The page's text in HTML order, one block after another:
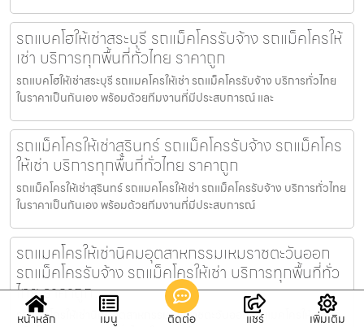
รถแบคโฮให้เช่าสระบุรี รถแม็คโครรับจ้าง รถแม็คโครให้
เช่า บริการทุกพื้นที่ทั่วไทย ราคาถูก
รถแบคโฮให้เช่าสระบุรี รถแมคโครให้เช่า รถแม็คโครรับจ้าง บริการทั่วไทย
ในราคาเป็นกันเอง พร้อมด้วยทีมงานที่มีประสบการณ์ และ
รถแม็คโครให้เช่าสุรินทร์ รถแม็คโครรับจ้าง รถแม็คโคร
ให้เช่า บริการทุกพื้นที่ทั่วไทย ราคาถูก
รถแม็คโครให้เช่าสุรินทร์ รถแมคโครให้เช่า รถแม็คโครรับจ้าง บริการทั่วไทย
ในราคาเป็นกันเอง พร้อมด้วยทีมงานที่มีประสบการณ์
รถแมคโครให้เช่านิคมอุตสาหกรรมเหมราชตะวันออก
รถแม็คโครรับจ้าง รถแม็คโครให้เช่า บริการทุกพื้นที่ทั่ว
ไทย ราคาถูก
รถแมคโครให้เช่านิคมอุตสาหกรรมเหมราชตะวันออก รถแมคโครให้เช่า รถ
หน้าหลัก เมนู ติดต่อ แชร์ เพิ่มเติม